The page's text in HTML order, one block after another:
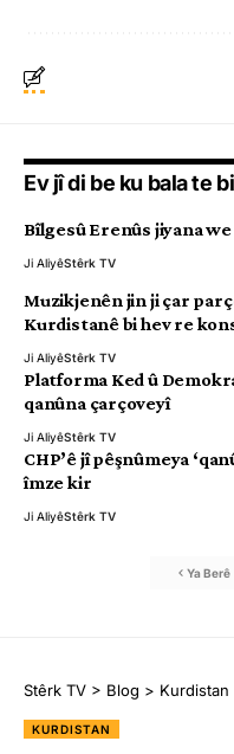
Ev jî di be ku bala te
Bîlgesû Erenûs jiyana we
Ji AliyêStêrk TV
Muzikjenên jin ji çar
Kurdistanê bi hev re
Ji AliyêStêrk TV
Platforma Ked û
qanûna çarçoveyî
Ji AliyêStêrk TV
CHP’ê jî pêşnûmeya
îmze kir
Ji AliyêStêrk TV
Ya Berê
Stêrk TV > Blog > Kurdistan
KURDISTAN